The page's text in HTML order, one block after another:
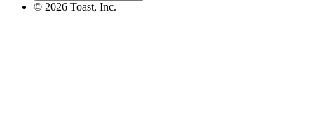
© 2026 Toast, Inc.